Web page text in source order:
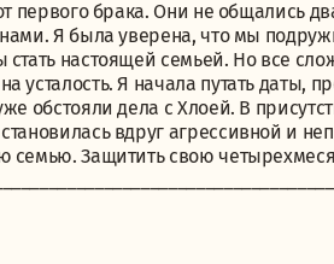
первого брака. Они не общались
Я была уверена, что мы
настоящей семьей. Но все
усталость. Я начала путать даты,
обстояли дела с Хлоей. В
вдруг агрессивной и
семью. Защитить свою